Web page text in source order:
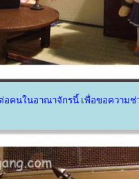
อคนในอาณาจักรนี้ เพื่อขอความช่